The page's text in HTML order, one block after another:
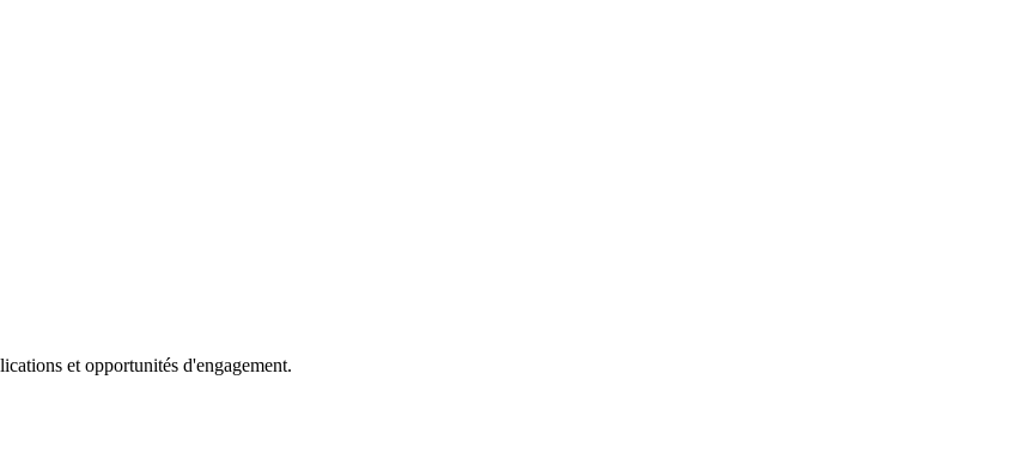
et opportunités d'engagement.